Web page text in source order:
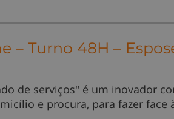
– Turno 48H –
de serviços" é um inovador
e procura, para fazer face